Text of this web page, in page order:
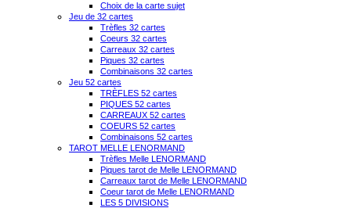
Choix de la carte sujet
Jeu de 32 cartes
Trèfles 32 cartes
Coeurs 32 cartes
Carreaux 32 cartes
Piques 32 cartes
Combinaisons 32 cartes
Jeu 52 cartes
TRÈFLES 52 cartes
PIQUES 52 cartes
CARREAUX 52 cartes
COEURS 52 cartes
Combinaisons 52 cartes
TAROT MELLE LENORMAND
Trèfles Melle LENORMAND
Piques tarot de Melle LENORMAND
Carreaux tarot de Melle LENORMAND
Coeur tarot de Melle LENORMAND
LES 5 DIVISIONS